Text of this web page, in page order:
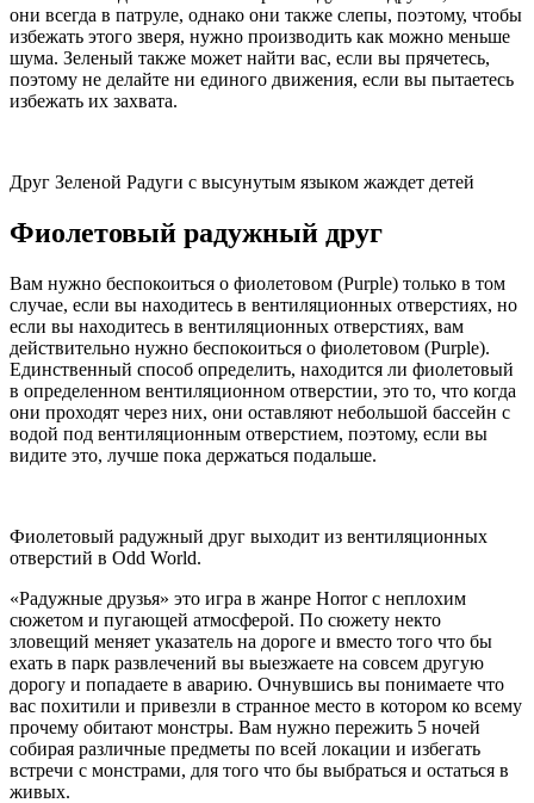
они всегда в патруле, однако они также слепы, поэтому, чтобы
избежать этого зверя, нужно производить как можно меньше
шума. Зеленый также может найти вас, если вы прячетесь,
поэтому не делайте ни единого движения, если вы пытаетесь
избежать их захвата.
Друг Зеленой Радуги с высунутым языком жаждет детей
Фиолетовый радужный друг
Вам нужно беспокоиться о фиолетовом (Purple) только в том
случае, если вы находитесь в вентиляционных отверстиях, но
если вы находитесь в вентиляционных отверстиях, вам
действительно нужно беспокоиться о фиолетовом (Purple).
Единственный способ определить, находится ли фиолетовый
в определенном вентиляционном отверстии, это то, что когда
они проходят через них, они оставляют небольшой бассейн с
водой под вентиляционным отверстием, поэтому, если вы
видите это, лучше пока держаться подальше.
Фиолетовый радужный друг выходит из вентиляционных
отверстий в Odd World.
«Радужные друзья» это игра в жанре Horror с неплохим
сюжетом и пугающей атмосферой. По сюжету некто
зловещий меняет указатель на дороге и вместо того что бы
ехать в парк развлечений вы выезжаете на совсем другую
дорогу и попадаете в аварию. Очнувшись вы понимаете что
вас похитили и привезли в странное место в котором ко всему
прочему обитают монстры. Вам нужно пережить 5 ночей
собирая различные предметы по всей локации и избегать
встречи с монстрами, для того что бы выбраться и остаться в
живых.